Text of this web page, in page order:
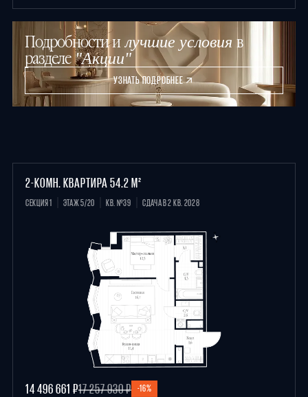
Подробности илучшие условия в
разделе"Акции"
УЗНАТЬ ПОДРОБНЕЕ
2-КОМН. КВАРТИРА 54.2 М²
СЕКЦИЯ 1 ЭТАЖ 5/20 КВ. №39 СДАЧА В 2 КВ. 2028
14 496 661 ₽17 257 930 ₽ -16%